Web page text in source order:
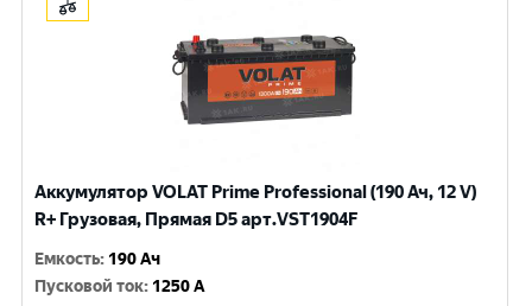
Аккумулятор VOLAT Prime Professional (190 Ач, 12 V)
R+ Грузовая, Прямая D5 арт.VST1904F
Емкость: 190 Ач
Пусковой ток: 1250 A